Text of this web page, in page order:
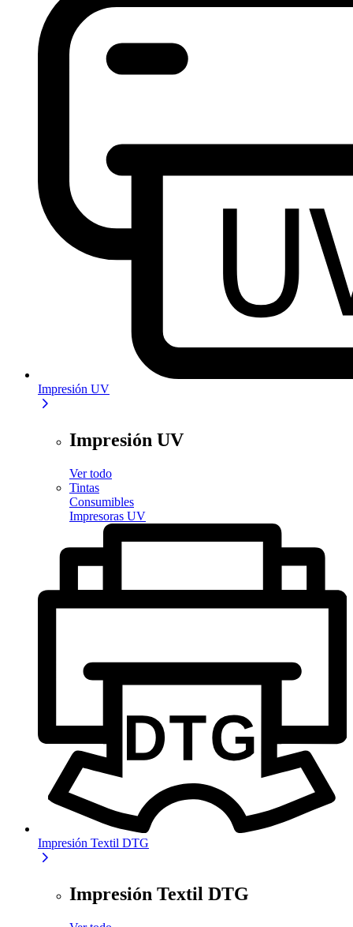
Impresión UV
Impresión UV
Ver todo
Tintas
Consumibles
Impresoras UV
Impresión Textil DTG
Impresión Textil DTG